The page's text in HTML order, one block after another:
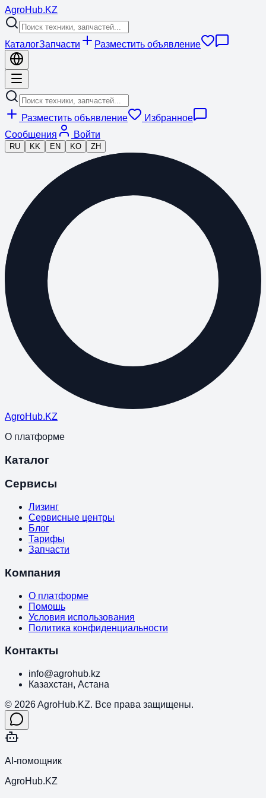
AgroHub.KZ
КаталогЗапчасти Разместить объявление
Разместить объявление
Избранное
Сообщения
Войти
RU KK EN KO ZH
AgroHub.KZ
О платформе
Каталог
Сервисы
Лизинг
Сервисные центры
Блог
Тарифы
Запчасти
Компания
О платформе
Помощь
Условия использования
Политика конфиденциальности
Контакты
info@agrohub.kz
Казахстан, Астана
© 2026 AgroHub.KZ. Все права защищены.
AI-помощник
AgroHub.KZ